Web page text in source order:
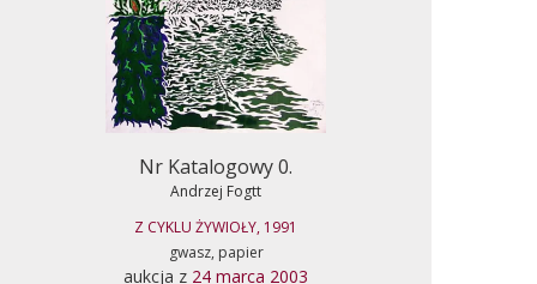
Nr Katalogowy 0.
Andrzej Fogtt
Z CYKLU ŻYWIOŁY, 1991
gwasz, papier
aukcja z 24 marca 2003